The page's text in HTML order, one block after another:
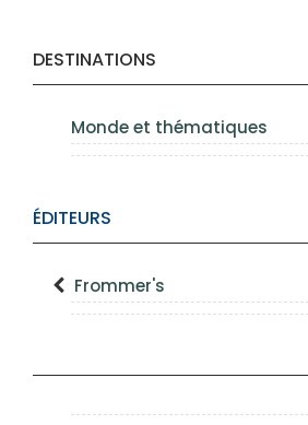
DESTINATIONS
Monde et thématiques
ÉDITEURS
Frommer's